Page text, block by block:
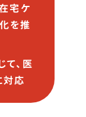
宅ケ
を推
、医
対応